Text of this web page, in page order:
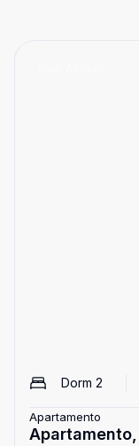
Dorm 2
Apartamento